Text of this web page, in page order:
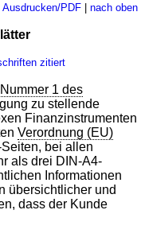
Ausdrucken/PDF| nach oben
zitiert
1 des
zu stellende
Finanzinstrumenten
Verordnung (EU)
bei allen
als drei DIN-A4-
Informationen
übersichtlicher und
dass der Kunde